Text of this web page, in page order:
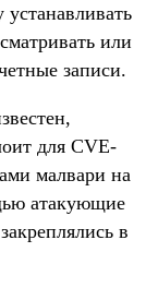
или
записи.
для CVE-
малвари на
атакующие
в